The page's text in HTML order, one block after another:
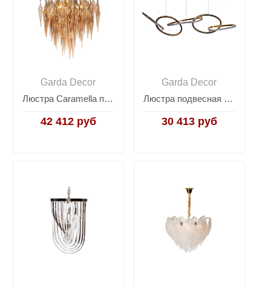
Garda Decor
Люстра Caramella подвесная розовое золото 62GDA-8035/650
42 412 руб
Garda Decor
Люстра подвесная Flow золотая K2KML15105
30 413 руб